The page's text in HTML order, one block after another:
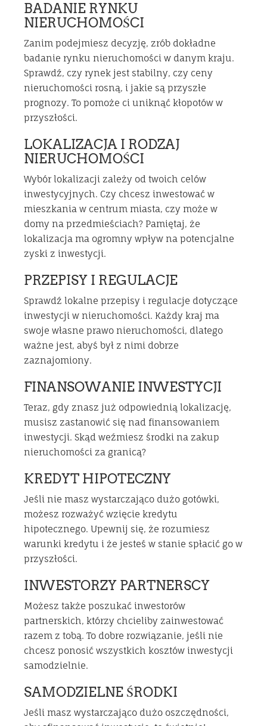
BADANIE RYNKU
NIERUCHOMOŚCI
Zanim podejmiesz decyzję, zrób dokładne
badanie rynku nieruchomości w danym kraju.
Sprawdź, czy rynek jest stabilny, czy ceny
nieruchomości rosną, i jakie są przyszłe
prognozy. To pomoże ci uniknąć kłopotów w
przyszłości.
LOKALIZACJA I RODZAJ
NIERUCHOMOŚCI
Wybór lokalizacji zależy od twoich celów
inwestycyjnych. Czy chcesz inwestować w
mieszkania w centrum miasta, czy może w
domy na przedmieściach? Pamiętaj, że
lokalizacja ma ogromny wpływ na potencjalne
zyski z inwestycji.
PRZEPISY I REGULACJE
Sprawdź lokalne przepisy i regulacje dotyczące
inwestycji w nieruchomości. Każdy kraj ma
swoje własne prawo nieruchomości, dlatego
ważne jest, abyś był z nimi dobrze
zaznajomiony.
FINANSOWANIE INWESTYCJI
Teraz, gdy znasz już odpowiednią lokalizację,
musisz zastanowić się nad finansowaniem
inwestycji. Skąd weźmiesz środki na zakup
nieruchomości za granicą?
KREDYT HIPOTECZNY
Jeśli nie masz wystarczająco dużo gotówki,
możesz rozważyć wzięcie kredytu
hipotecznego. Upewnij się, że rozumiesz
warunki kredytu i że jesteś w stanie spłacić go w
przyszłości.
INWESTORZY PARTNERSCY
Możesz także poszukać inwestorów
partnerskich, którzy chcieliby zainwestować
razem z tobą. To dobre rozwiązanie, jeśli nie
chcesz ponosić wszystkich kosztów inwestycji
samodzielnie.
SAMODZIELNE ŚRODKI
Jeśli masz wystarczająco dużo oszczędności,